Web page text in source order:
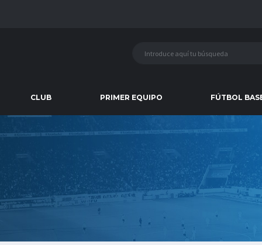
CLUB PRIMER EQUIPO FÚTBOL